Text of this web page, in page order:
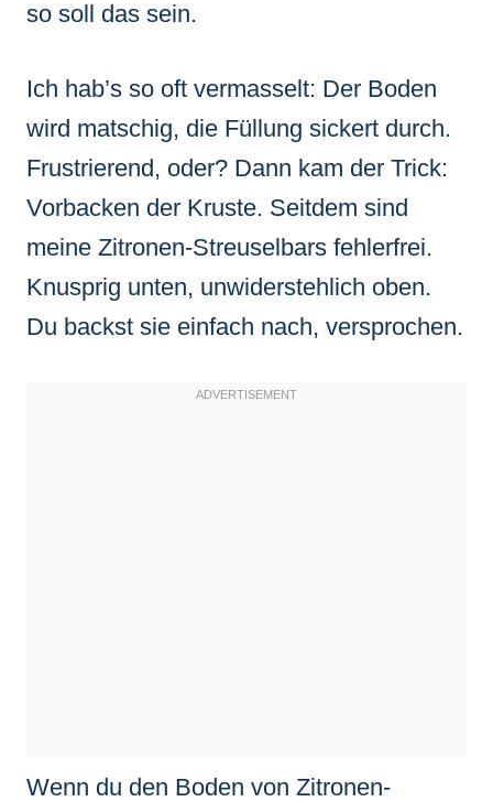
so soll das sein.
Ich hab’s so oft vermasselt: Der Boden
wird matschig, die Füllung sickert durch.
Frustrierend, oder? Dann kam der Trick:
Vorbacken der Kruste. Seitdem sind
meine Zitronen-Streuselbars fehlerfrei.
Knusprig unten, unwiderstehlich oben.
Du backst sie einfach nach, versprochen.
Wenn du den Boden von Zitronen-